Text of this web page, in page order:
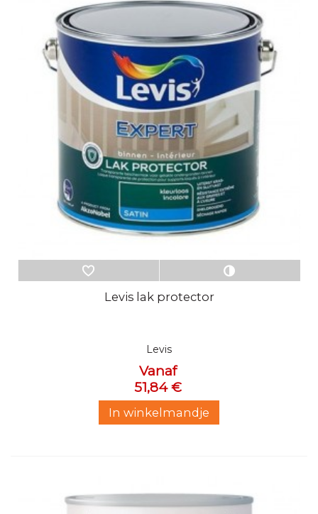
Levis lak protector
Levis
Vanaf
51,84 €
In winkelmandje